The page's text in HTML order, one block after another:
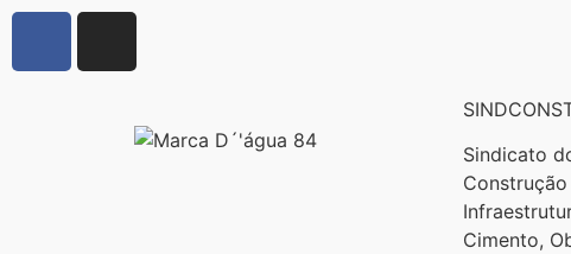
Sindicato
Cimento,